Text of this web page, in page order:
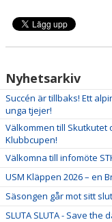
Nyhetsarkiv
Succén är tillbaks! Ett
unga tjejer!
Välkommen till Skutkutet
Klubbcupen!
Välkomna till infomöte
USM Kläppen 2026 – en
Säsongen går mot sitt
SLUTA SLUTA - Save the